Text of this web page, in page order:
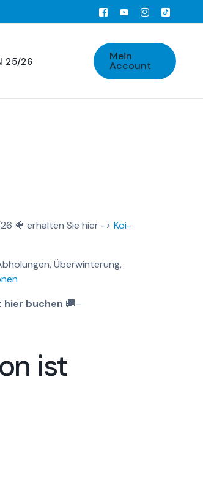
25/26 Mein
Account
🐠 erhalten Sie hier -> Koi-
Überwinterung,
buchen 🚚–
ist